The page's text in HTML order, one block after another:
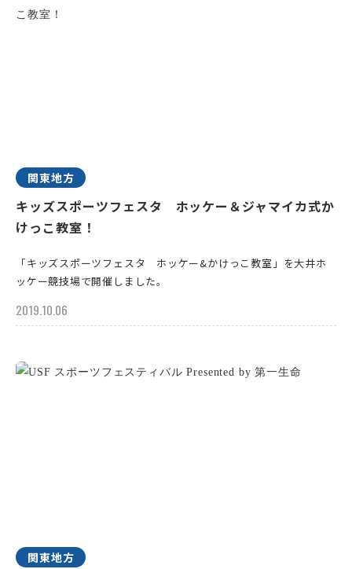
関東地方
キッズスポーツフェスタ ホッケー＆ジャマイカ式か
けっこ教室！
「キッズスポーツフェスタ ホッケー&かけっこ教室」を大井ホ
ッケー競技場で開催しました。
2019.10.06
関東地方